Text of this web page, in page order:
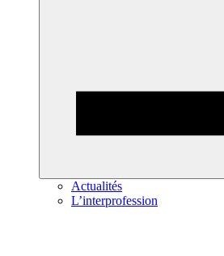
Actualités
L’interprofession